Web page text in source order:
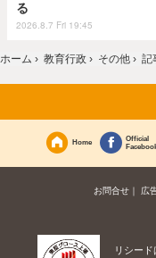
る
2026.8.7 Fri 19:45
ホーム › 教育行政 › その他 › 記
Home
Official
お問合せ 広
リシー